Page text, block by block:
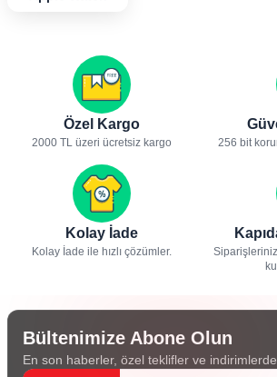
Özel Kargo
2000 TL üzeri ücretsiz kargo 256 bit
Kolay İade
Kolay İade ile hızlı çözümler.
Bültenimize Abone Olun
En son haberler, özel teklifler ve